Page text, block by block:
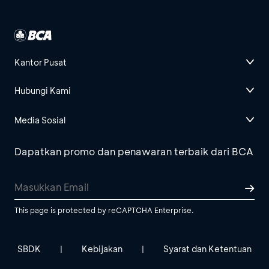
Kantor Pusat
Hubungi Kami
Media Sosial
Dapatkan promo dan penawaran terbaik dari BCA
This page is protected by reCAPTCHA Enterprise.
SBDK | Kebijakan | Syarat dan Ketentuan